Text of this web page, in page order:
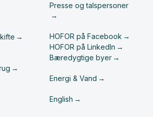
Presse og talspersoner
HOFOR på Facebook
HOFOR på LinkedIn
Bæredygtige byer
Energi & Vand
English